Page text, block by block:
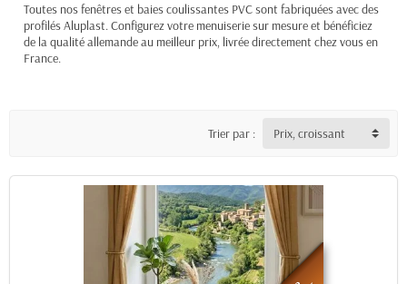
Toutes nos fenêtres et baies coulissantes PVC sont fabriquées avec des
profilés Aluplast. Configurez votre menuiserie sur mesure et bénéficiez
de la qualité allemande au meilleur prix, livrée directement chez vous en
France.
Trier par : Prix, croissant